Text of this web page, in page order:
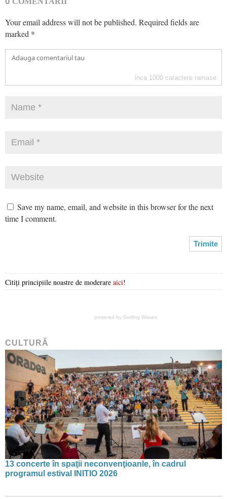
Your email address will not be published. Required fields are
marked *
inca 1000 caractere ramase
Save my name, email, and website in this browser for the next
time I comment.
Citiți principiile noastre de moderare aici!
powered by Surfing Waves
CULTURĂ
13 concerte în spaţii neconvenţioanle, în cadrul
programul estival INITIO 2026